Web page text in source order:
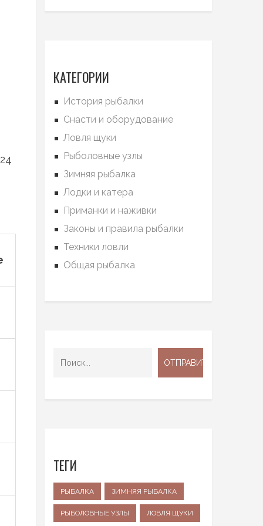
КАТЕГОРИИ
История рыбалки
Снасти и оборудование
Ловля щуки
Рыболовные узлы
Зимняя рыбалка
Лодки и катера
Приманки и наживки
Законы и правила рыбалки
Техники ловли
Общая рыбалка
ТЕГИ
РЫБАЛКА ЗИМНЯЯ РЫБАЛКА
РЫБОЛОВНЫЕ УЗЛЫ ЛОВЛЯ ЩУКИ